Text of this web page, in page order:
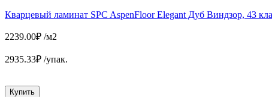
Кварцевый ламинат SPC AspenFloor Elegant Дуб Виндзор, 43
2239.00₽ /м2
2935.33₽ /упак.
Купить